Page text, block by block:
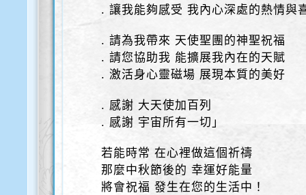
. 讓我能夠感受 我內心深處的熱情與
. 請為我帶來 天使聖團的神聖祝福
. 請您協助我 能擴展我內在的天賦
. 激活身心靈磁場 展現本質的美好
. 感謝 大天使加百列
. 感謝 宇宙所有一切」
若能時常 在心裡做這個祈禱
那麼中秋節後的 幸運好能量
將會祝福 發生在您的生活中！